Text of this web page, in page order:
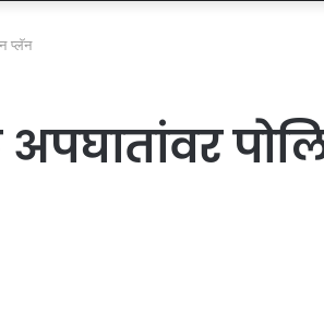
प्लॅन
अपघातांवर